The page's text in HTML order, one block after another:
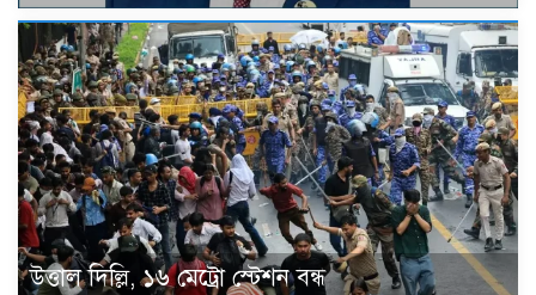
উত্তাল দিল্লি, ১৬ মেট্রো স্টেশন বন্ধ